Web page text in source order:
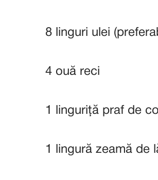
8 linguri ulei
4 ouă reci
1 linguriță praf de
1 lingură zeamă de